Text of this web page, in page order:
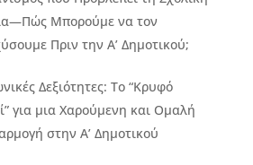
Μπορούμε να τον
Πριν την Α’ Δημοτικού;
Δεξιότητες: Το “Κρυφό
για μια Χαρούμενη και Ομαλή
στην Α’ Δημοτικού